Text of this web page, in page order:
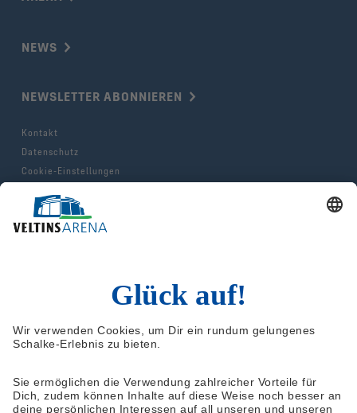
NEWS
NEWSLETTER ABONNIEREN
Kontakt
Datenschutz
Cookie-Einstellungen
AGB & Hausordnung
© 2025 FC Gelsenkirchen-Schalke e.V.